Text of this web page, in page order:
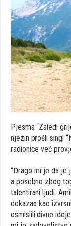
Pjesma “Zaledi
njezin prošli singl
radionice već
“Drago mi je da je
a posebno zbog
talentirani ljudi.
dokazao kao
osmislili divne